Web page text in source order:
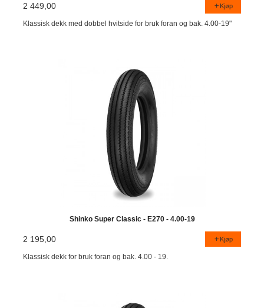
2 449,00 Kjøp
Klassisk dekk med dobbel hvitside for bruk foran og bak. 4.00-19"
Shinko Super Classic - E270 - 4.00-19
2 195,00 Kjøp
Klassisk dekk for bruk foran og bak. 4.00 - 19.